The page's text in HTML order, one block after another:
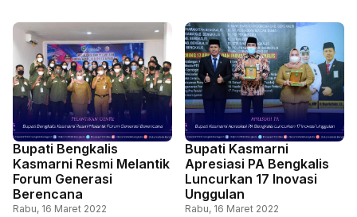
Bupati Bengkalis
Kasmarni Resmi Melantik
Forum Generasi
Berencana
Rabu, 16 Maret 2022
Bupati Kasmarni
Apresiasi PA Bengkalis
Luncurkan 17 Inovasi
Unggulan
Rabu, 16 Maret 2022